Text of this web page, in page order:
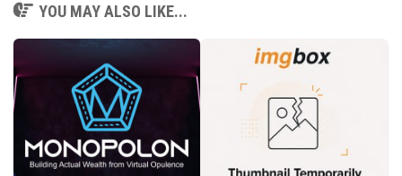
YOU MAY ALSO LIKE...